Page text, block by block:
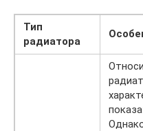
Тип
радиатора